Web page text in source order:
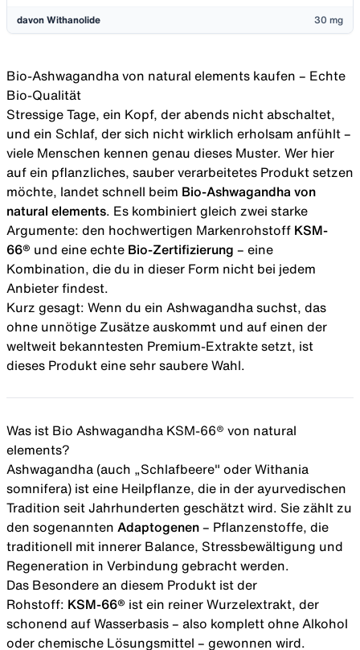
davon Withanolide 30 mg
Bio-Ashwagandha von natural elements kaufen – Echte
Bio-Qualität
Stressige Tage, ein Kopf, der abends nicht abschaltet,
und ein Schlaf, der sich nicht wirklich erholsam anfühlt –
viele Menschen kennen genau dieses Muster. Wer hier
auf ein pflanzliches, sauber verarbeitetes Produkt setzen
möchte, landet schnell beim Bio-Ashwagandha von
natural elements. Es kombiniert gleich zwei starke
Argumente: den hochwertigen Markenrohstoff KSM-
66® und eine echte Bio-Zertifizierung – eine
Kombination, die du in dieser Form nicht bei jedem
Anbieter findest.
Kurz gesagt: Wenn du ein Ashwagandha suchst, das
ohne unnötige Zusätze auskommt und auf einen der
weltweit bekanntesten Premium-Extrakte setzt, ist
dieses Produkt eine sehr saubere Wahl.
Was ist Bio Ashwagandha KSM-66® von natural
elements?
Ashwagandha (auch „Schlafbeere" oder Withania
somnifera) ist eine Heilpflanze, die in der ayurvedischen
Tradition seit Jahrhunderten geschätzt wird. Sie zählt zu
den sogenannten Adaptogenen – Pflanzenstoffe, die
traditionell mit innerer Balance, Stressbewältigung und
Regeneration in Verbindung gebracht werden.
Das Besondere an diesem Produkt ist der
Rohstoff: KSM-66® ist ein reiner Wurzelextrakt, der
schonend auf Wasserbasis – also komplett ohne Alkohol
oder chemische Lösungsmittel – gewonnen wird.